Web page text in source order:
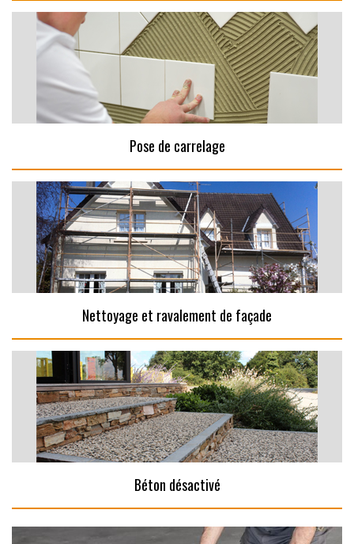
Pose de carrelage
Nettoyage et ravalement de façade
Béton désactivé